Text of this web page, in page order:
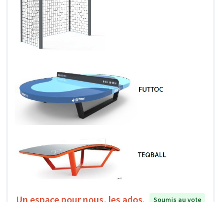
Un espace pour nous, les ados. Soumis au vote